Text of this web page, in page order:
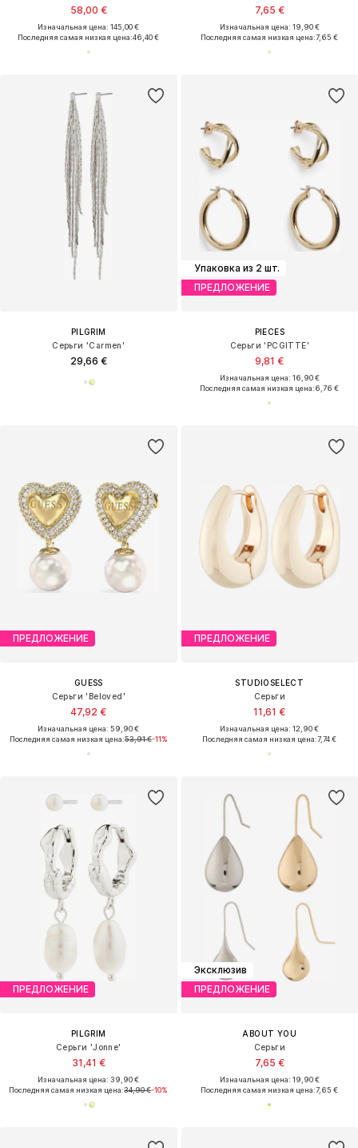
58,00 €
Изначальная цена: 145,00 €
Последняя самая низкая цена:46,40 €
7,65 €
Изначальная цена: 19,90 €
Последняя самая низкая цена:7,65 €
PILGRIM
Серьги 'Carmen'
29,66 €
Упаковка из 2 шт.
ПРЕДЛОЖЕНИЕ
PIECES
Серьги 'PCGITTE'
9,81 €
Изначальная цена: 16,90 €
Последняя самая низкая цена:6,76 €
ПРЕДЛОЖЕНИЕ
GUESS
Серьги 'Beloved'
47,92 €
Изначальная цена: 59,90 €
Последняя самая низкая цена:53,91 €-11%
ПРЕДЛОЖЕНИЕ
STUDIOSELECT
Серьги
11,61 €
Изначальная цена: 12,90 €
Последняя самая низкая цена:7,74 €
ПРЕДЛОЖЕНИЕ
PILGRIM
Серьги 'Jonne'
31,41 €
Изначальная цена: 39,90 €
Последняя самая низкая цена:34,90 €-10%
Эксклюзив
ПРЕДЛОЖЕНИЕ
ABOUT YOU
Серьги
7,65 €
Изначальная цена: 19,90 €
Последняя самая низкая цена:7,65 €